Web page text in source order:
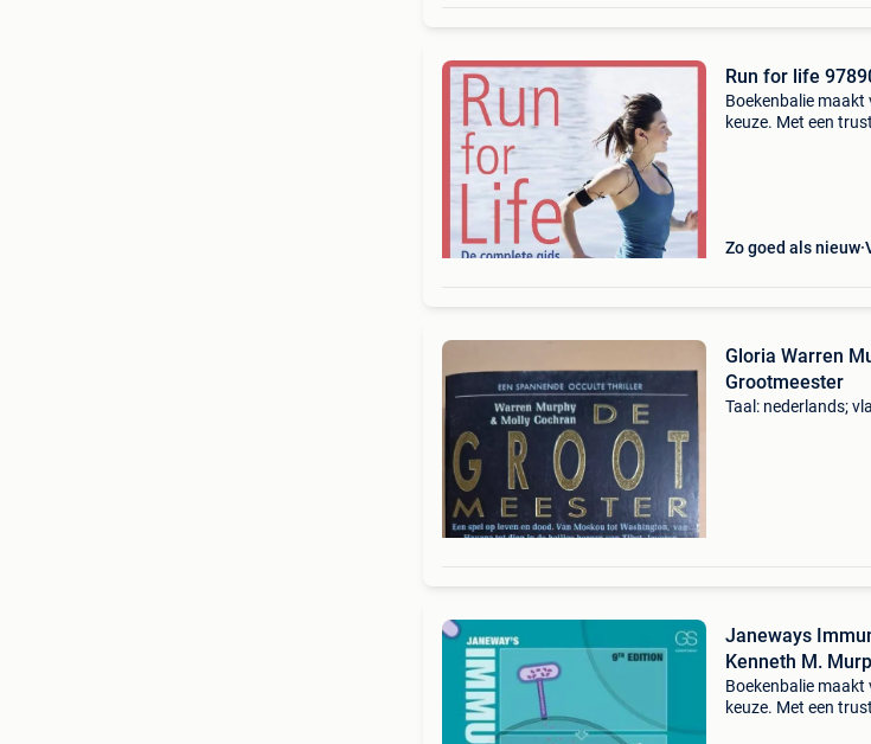
Run for life
Boekenbalie
keuze. Met een
Zo goed als nieuw
Gloria Warren
Grootmeester
Taal: nederlands;
Janeways
Kenneth M.
Boekenbalie
keuze. Met een